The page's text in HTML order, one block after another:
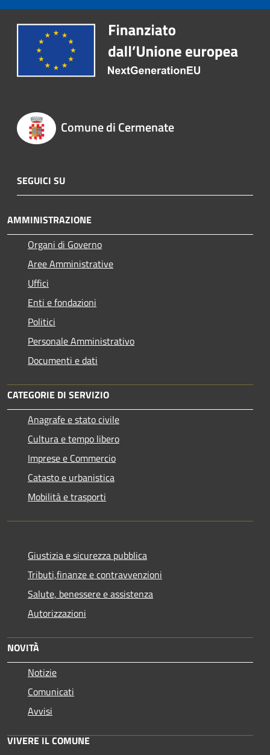
Comune di Cermenate
SEGUICI SU
AMMINISTRAZIONE
Organi di Governo
Aree Amministrative
Uffici
Enti e fondazioni
Politici
Personale Amministrativo
Documenti e dati
CATEGORIE DI SERVIZIO
Anagrafe e stato civile
Cultura e tempo libero
Imprese e Commercio
Catasto e urbanistica
Mobilità e trasporti
Giustizia e sicurezza pubblica
Tributi,finanze e contravvenzioni
Salute, benessere e assistenza
Autorizzazioni
NOVITÀ
Notizie
Comunicati
Avvisi
VIVERE IL COMUNE